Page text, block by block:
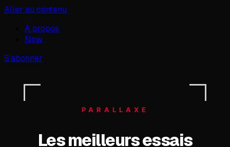
Aller au contenu
À propos
Now
S'abonner
PARALLAXE
Les meilleurs essais